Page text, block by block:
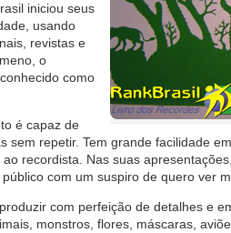
iniciou seus
usando
revistas e
o
como
é capaz de
sem repetir. Tem grande facilidade
recordista. Nas suas
com um suspiro de quero ver
com perfeição de detalhes e
monstros, flores, máscaras,